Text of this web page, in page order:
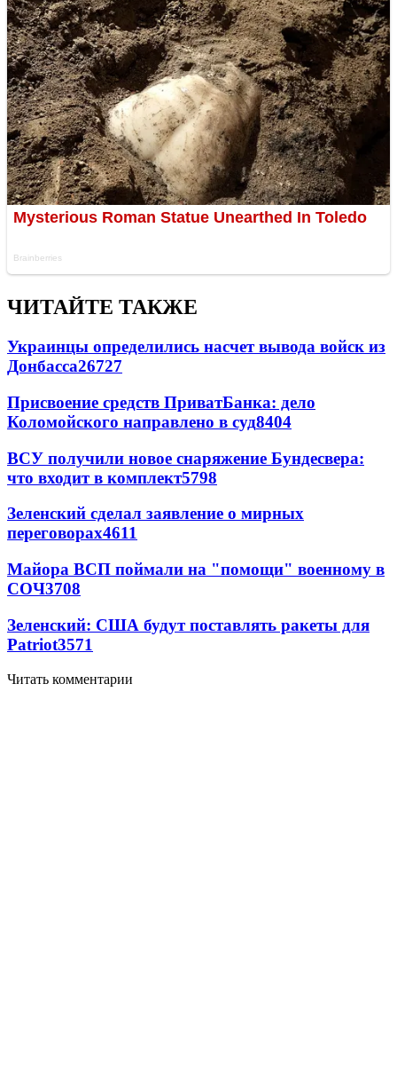
ЧИТАЙТЕ ТАКЖЕ
Украинцы определились насчет вывода войск из
Донбасса26727
Присвоение средств ПриватБанка: дело
Коломойского направлено в суд8404
ВСУ получили новое снаряжение Бундесвера:
что входит в комплект5798
Зеленский сделал заявление о мирных
переговорах4611
Майора ВСП поймали на "помощи" военному в
СОЧ3708
Зеленский: США будут поставлять ракеты для
Patriot3571
Читать комментарии